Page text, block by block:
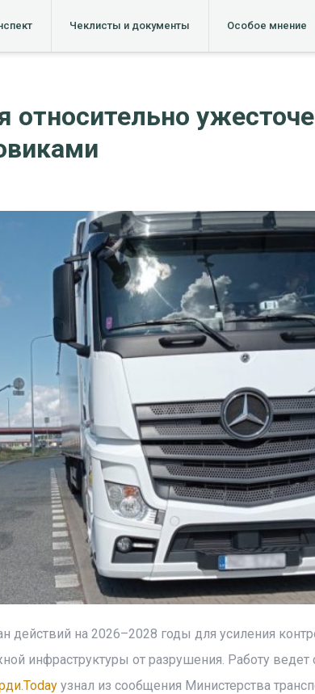
Чеклисты и документы Особое мнение
на 2026–2028 годы для усиления
инфраструктуры от разрушения. Работу ведет
узнал из сообщения Министерства